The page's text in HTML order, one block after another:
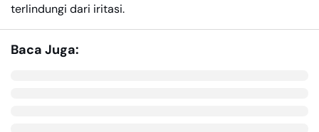
terlindungi dari iritasi.
Baca Juga: